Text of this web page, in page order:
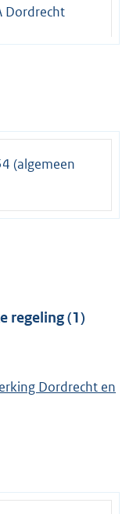
Dordrecht
(algemeen
regeling (1)
Dordrecht en